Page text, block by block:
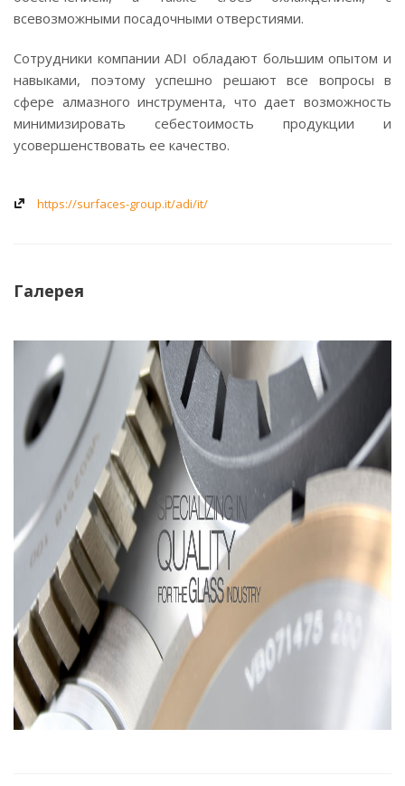
всевозможными посадочными отверстиями.
Сотрудники компании ADI обладают большим опытом и
навыками, поэтому успешно решают все вопросы в
сфере алмазного инструмента, что дает возможность
минимизировать себестоимость продукции и
усовершенствовать ее качество.
https://surfaces-group.it/adi/it/
Галерея